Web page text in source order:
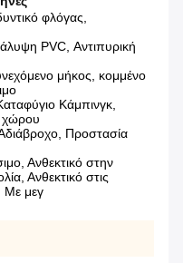
φλόγας,
PVC, Αντιπυρική
μήκος, κομμένο
Κάμπινγκ,
χώρου
Προστασία
Ανθεκτικό στην
Ανθεκτικό στις
Με μεγ